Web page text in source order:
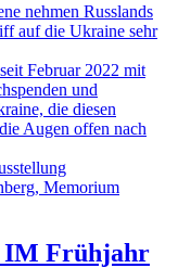
nehmen Russlands
auf die Ukraine sehr
Februar 2022 mit
und
die diesen
Augen offen nach
IM Frühjahr